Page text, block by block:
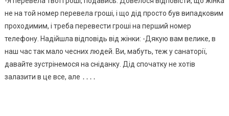
не на той номер перевела гроші, і що дід просто був випадковим
проходимим, і треба перевести гроші на перший номер
телефону. Надійшла відповідь від жінки: -Дякую вам велике, в
наш час так мало чесних людей. Ви, мабуть, теж у санаторії,
давайте зустрінемося на сніданку. Дід спочатку не хотів
залазити в це все, але ․․․․